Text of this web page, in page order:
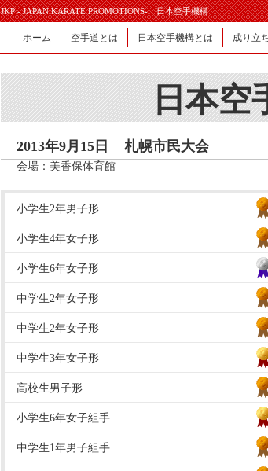
JKP - JAPAN KARATE PROMOTIONS-｜日本空手機構
ホーム 空手道とは 日本空手機構とは 成り立
日本空
2013年9月15日 札幌市民大会
会場：美香保体育館
小学生2年男子形
小学生4年女子形
小学生6年女子形
中学生2年女子形
中学生2年女子形
中学生3年女子形
高校生男子形
小学生6年女子組手
中学生1年男子組手